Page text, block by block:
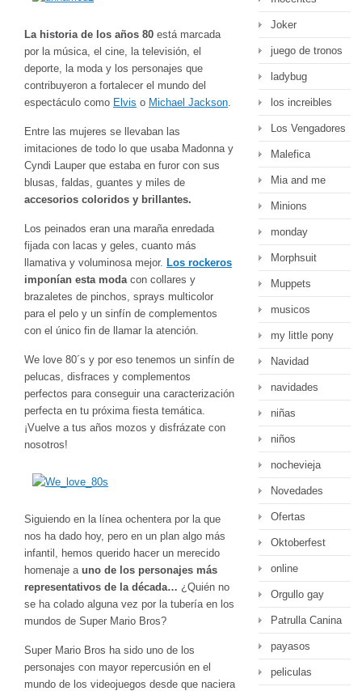
La historia de los años 80 está marcada
por la música, el cine, la televisión, el
deporte, la moda y los personajes que
contribuyeron a fortalecer el mundo del
espectáculo como Elvis o Michael Jackson.
Entre las mujeres se llevaban las
imitaciones de todo lo que usaba Madonna y
Cyndi Lauper que estaba en furor con sus
blusas, faldas, guantes y miles de
accesorios coloridos y brillantes.
Los peinados eran una maraña enredada
fijada con lacas y geles, cuanto más
llamativa y voluminosa mejor. Los rockeros
imponían esta modacon collares y
brazaletes de pinchos, sprays multicolor
para el pelo y un sinfín de complementos
con el único fin de llamar la atención.
We love 80´s y por eso tenemos un sinfín de
pelucas, disfraces y complementos
perfectos para conseguir una caracterización
perfecta en tu próxima fiesta temática.
¡Vuelve a tus años mozos y disfrázate con
nosotros!
Siguiendo en la línea ochentera por la que
nos ha dado hoy, pero en un plan algo más
infantil, hemos querido hacer un merecido
homenaje a uno de los personajes más
representativos de la década… ¿Quién no
se ha colado alguna vez por la tubería en los
mundos de Super Mario Bros?
Super Mario Bros ha sido uno de los
personajes con mayor repercusión en el
mundo de los videojuegos desde que naciera
Joker
juego de tronos
ladybug
los increibles
Los Vengadores
Malefica
Mia and me
Minions
monday
Morphsuit
Muppets
musicos
my little pony
Navidad
navidades
niñas
niños
nochevieja
Novedades
Ofertas
Oktoberfest
online
Orgullo gay
Patrulla Canina
payasos
peliculas